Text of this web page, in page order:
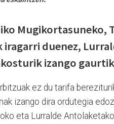
Mugikortasuneko,
duenez,
izango
ez du tarifa
izango dira ordutegia
eta Lurralde